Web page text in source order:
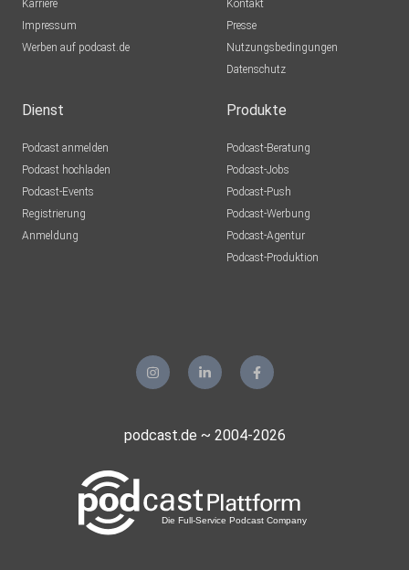
Karriere
Impressum
Werben auf podcast.de
Kontakt
Presse
Nutzungsbedingungen
Datenschutz
Dienst
Podcast anmelden
Podcast hochladen
Podcast-Events
Registrierung
Anmeldung
Produkte
Podcast-Beratung
Podcast-Jobs
Podcast-Push
Podcast-Werbung
Podcast-Agentur
Podcast-Produktion
podcast.de ~ 2004-2026